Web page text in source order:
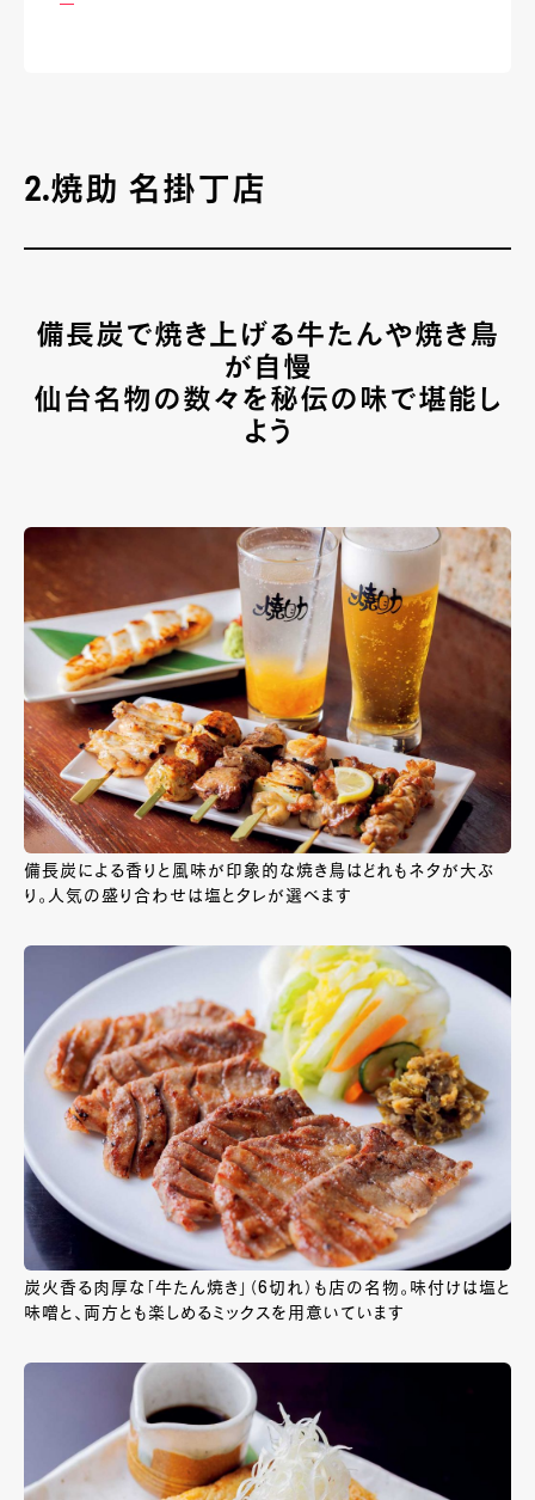
2.焼助 名掛丁店
備長炭で焼き上げる牛たんや焼き鳥
が自慢
仙台名物の数々を秘伝の味で堪能し
よう
備長炭による香りと風味が印象的な焼き鳥はどれもネタが大ぶ
り。人気の盛り合わせは塩とタレが選べます
炭火香る肉厚な「牛たん焼き」（6切れ）も店の名物。味付けは塩と
味噌と、両方とも楽しめるミックスを用意いています